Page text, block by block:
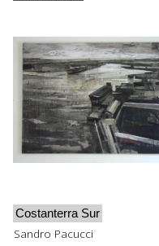
Costanterra Sur
Sandro Pacucci